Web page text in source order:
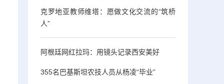
克罗地亚教师维塔：愿做文化交流的“筑桥
人”
阿根廷网红拉玛：用镜头记录西安美好
355名巴基斯坦农技人员从杨凌“毕业”